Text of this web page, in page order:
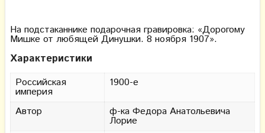
На подстаканнике подарочная гравировка: «Дорогому
Мишке от любящей Динушки. 8 ноября 1907».
Характеристики
Российская
империя
1900-е
Автор ф-ка Федора Анатольевича
Лорие